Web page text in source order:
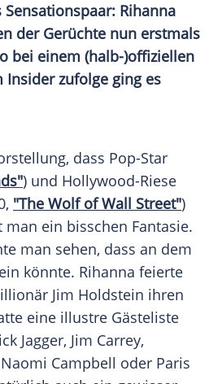
Rihanna
der Gerüchte nun erstmals
bei einem (halb-)offiziellen
Insider zufolge ging es
dass Pop-Star
) und Hollywood-Riese
"The WolfofWall Street")
man ein bisschen Fantasie.
man sehen, dass an dem
könnte. Rihanna feierte
Jim Holdstein ihren
eine illustre Gästeliste
Jagger, Jim Carrey,
Naomi Campbell oder Paris